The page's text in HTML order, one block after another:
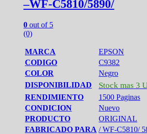
–WF-C5810/5890/
0 out of 5
(0)
MARCA
EPSON
CODIGO
C9382
COLOR
Negro
DISPONIBILIDAD
Stock mas 3
RENDIMIENTO
1500 Paginas
CONDICION
Nuevo
PRODUCTO
ORIGINAL
FABRICADO PARA / WF-C5810/